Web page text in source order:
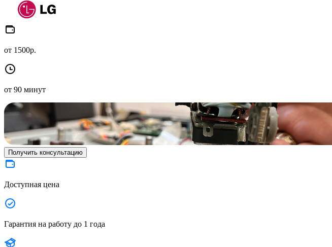
от 1500р.
от 90 минут
Получить консультацию
Доступная цена
Гарантия на работу до 1 года